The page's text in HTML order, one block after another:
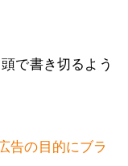
で書き切るよう
告の目的にブラ